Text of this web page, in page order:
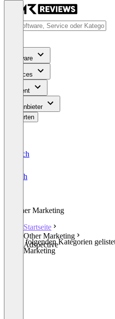
Software
Services
Content
Für Anbieter
Bewerten
Deutsch
English
Other Marketing
Startseite
Other Marketing
Adspective
In den folgenden Kategorien
Other Marketing